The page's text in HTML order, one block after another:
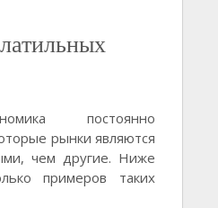
постоянно
рынки являются
чем другие. Ниже
примеров таких